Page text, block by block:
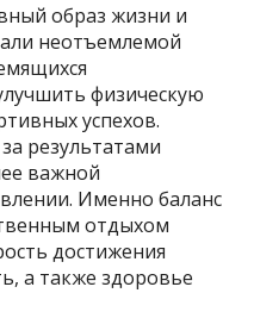
образ жизни и
неотъемлемой
физическую
успехов.
результатами
важной
Именно баланс
отдыхом
достижения
а также здоровье